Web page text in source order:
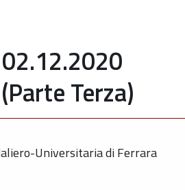
Terza)
Universitaria di Ferrara